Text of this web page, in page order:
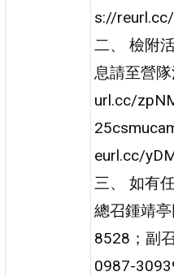
s://reurl.cc/
二、 檢附
息請至營
url.cc/
eurl.cc/
三、 如有
總召鍾靖
8528；副
0987-